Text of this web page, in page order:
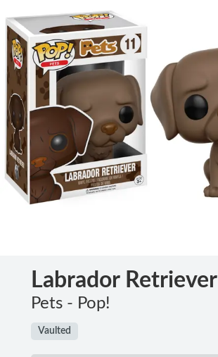
Labrador Retriever
Pets - Pop!
Vaulted